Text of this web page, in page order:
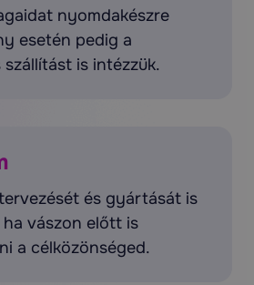
nyomdakészre
esetén pedig a
is intézzük.
és gyártását is
vászon előtt is
a célközönséged.